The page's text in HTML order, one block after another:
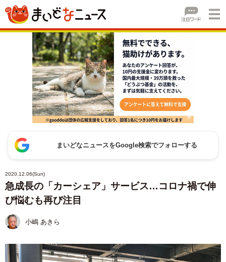
まいどなニュースをGoogle検索でフォローする
2020.12.06(Sun)
急成長の「カーシェア」サービス…コロナ禍で伸
び悩むも再び注目
小嶋 あきら